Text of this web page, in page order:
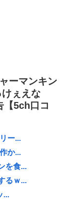
ーマンキン
ぇえな
【5ch口コ
ー...
か...
を食...
るｗ...
...